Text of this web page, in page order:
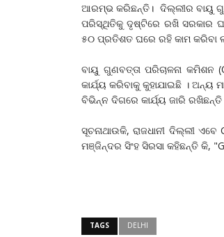
ଆରମ୍ଭ କରିଛନ୍ତି। ଦିଲ୍ଲୀର ବାୟୁ
ପରିସ୍ଥିତିକୁ ଦୃଷ୍ଟିରେ ରଖି ସରକାର
୫୦ ପ୍ରତିଶତ ଘରେ ରହି କାମ କରିବା
ବାୟୁ ଗୁଣବତ୍ତା ପରିଚାଳନା କମିଶନ
କାର୍ଯ୍ୟ କରିବାକୁ କୁହାଯାଇଛି ।
ବିଭିନ୍ନ ଦିଗରେ କାର୍ଯ୍ୟ ଜାରି
ସୂଚନାଥାଉକି, ରାଜଧାନୀ ଦିଲ୍ଲୀ
ମଞ୍ଜିନ୍ଦର ସିଂହ ସିରସା କହିଛନ୍ତି କି,
TAGS DELHI